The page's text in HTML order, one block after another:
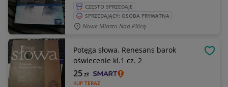
CZĘSTO SPRZEDAJE
SPRZEDAJĄCY: OSOBA PRYWATNA
Nowe Miasto Nad Pilicą
Potęga słowa. Renesans barok
oświecenie kl.1 cz. 2
KUP TERAZ
25zł